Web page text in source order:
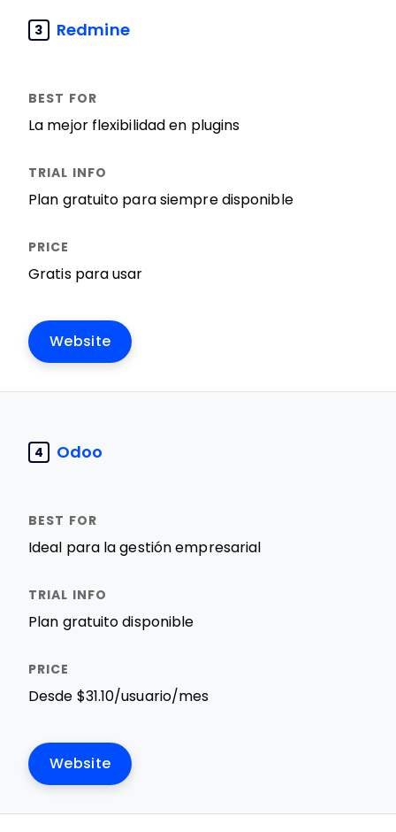
3 Redmine
La mejor flexibilidad en plugins
Plan gratuito para siempre disponible
Gratis para usar
Website
4 Odoo
Ideal para la gestión empresarial
Plan gratuito disponible
Desde $31.10/usuario/mes
Website